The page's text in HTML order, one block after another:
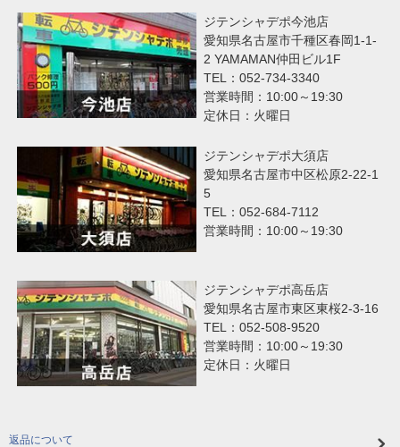
ジテンシャデポ今池店
愛知県名古屋市千種区春岡1-1-
2 YAMAMAN仲田ビル1F
TEL：052-734-3340
営業時間：10:00～19:30
定休日：火曜日
ジテンシャデポ大須店
愛知県名古屋市中区松原2-22-1
5
TEL：052-684-7112
営業時間：10:00～19:30
ジテンシャデポ高岳店
愛知県名古屋市東区東桜2-3-16
TEL：052-508-9520
営業時間：10:00～19:30
定休日：火曜日
返品について